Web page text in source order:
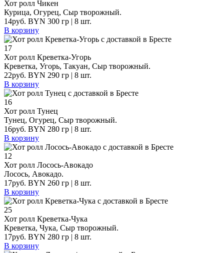
Хот ролл Чикен
Курица, Огурец, Сыр творожный.
14руб. BYN 300 гр | 8 шт.
В корзину
17
Хот ролл Креветка-Угорь
Креветка, Угорь, Такуан, Сыр творожный.
22руб. BYN 290 гр | 8 шт.
В корзину
16
Хот ролл Тунец
Тунец, Огурец, Сыр творожный.
16руб. BYN 280 гр | 8 шт.
В корзину
12
Хот ролл Лосось-Авокадо
Лосось, Авокадо.
17руб. BYN 260 гр | 8 шт.
В корзину
25
Хот ролл Креветка-Чука
Креветка, Чука, Сыр творожный.
17руб. BYN 280 гр | 8 шт.
В корзину